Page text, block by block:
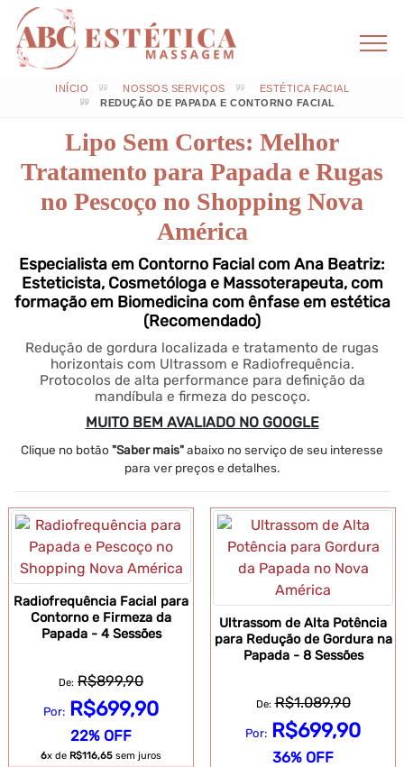
INÍCIO NOSSOS SERVIÇOS
ESTÉTICA FACIAL
REDUÇÃO DE PAPADA E CONTORNO FACIAL
Lipo Sem Cortes: Melhor
Tratamento para Papada e Rugas
no Pescoço no Shopping Nova
América
Especialista em Contorno Facial com Ana Beatriz:
Esteticista, Cosmetóloga e Massoterapeuta, com
formação em Biomedicina com ênfase em estética
(Recomendado)
Redução de gordura localizada e tratamento de rugas
horizontais com Ultrassom e Radiofrequência.
Protocolos de alta performance para definição da
mandíbula e firmeza do pescoço.
MUITO BEM AVALIADO NO GOOGLE
Clique no botão "Saber mais"abaixo no serviço de seu interesse
para ver preços e detalhes.
Radiofrequência Facial para
Contorno e Firmeza da
Papada - 4 Sessões
De: R$899,90
Por: R$699,90
22% OFF
6x de R$116,65 sem juros
Ultrassom de Alta Potência
para Redução de Gordura na
Papada - 8 Sessões
De: R$1.089,90
Por: R$699,90
36% OFF